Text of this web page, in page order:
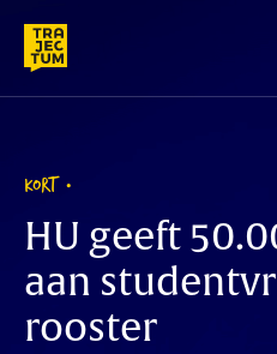
content
KORT
HU geeft
aan
rooster